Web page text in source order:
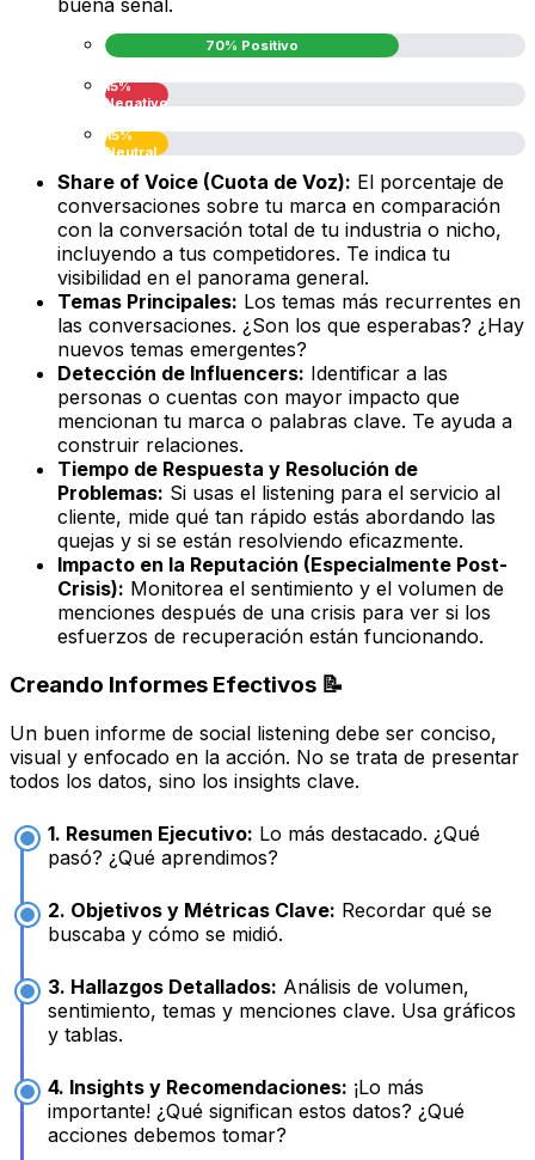
buena señal.
70% Positivo
15%
Negativo
15%
Neutral
Share of Voice (Cuota de Voz): El porcentaje de
conversaciones sobre tu marca en comparación
con la conversación total de tu industria o nicho,
incluyendo a tus competidores. Te indica tu
visibilidad en el panorama general.
Temas Principales: Los temas más recurrentes en
las conversaciones. ¿Son los que esperabas? ¿Hay
nuevos temas emergentes?
Detección de Influencers: Identificar a las
personas o cuentas con mayor impacto que
mencionan tu marca o palabras clave. Te ayuda a
construir relaciones.
Tiempo de Respuesta y Resolución de
Problemas: Si usas el listening para el servicio al
cliente, mide qué tan rápido estás abordando las
quejas y si se están resolviendo eficazmente.
Impacto en la Reputación (Especialmente Post-
Crisis): Monitorea el sentimiento y el volumen de
menciones después de una crisis para ver si los
esfuerzos de recuperación están funcionando.
Creando Informes Efectivos 📝
Un buen informe de social listening debe ser conciso,
visual y enfocado en la acción. No se trata de presentar
todos los datos, sino los insights clave.
1. Resumen Ejecutivo: Lo más destacado. ¿Qué
pasó? ¿Qué aprendimos?
2. Objetivos y Métricas Clave: Recordar qué se
buscaba y cómo se midió.
3. Hallazgos Detallados: Análisis de volumen,
sentimiento, temas y menciones clave. Usa gráficos
y tablas.
4. Insights y Recomendaciones: ¡Lo más
importante! ¿Qué significan estos datos? ¿Qué
acciones debemos tomar?